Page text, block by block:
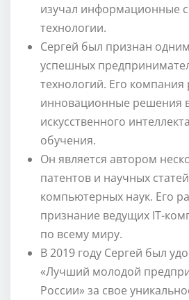
изучал информационные
технологии.
Сергей был признан
успешных
технологий. Его компания
инновационные решения
искусственного
обучения.
Он является автором
патентов и научных
компьютерных наук. Его
признание ведущих IT-
по всему миру.
В 2019 году Сергей был
«Лучший молодой
России» за свое